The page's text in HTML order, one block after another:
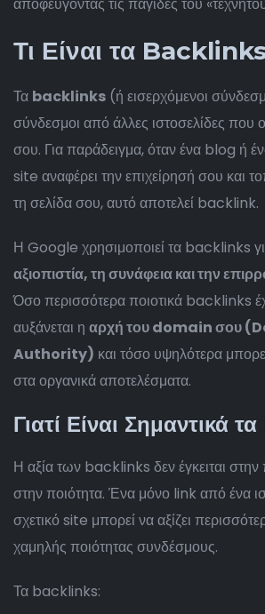
Τι Είναι τα
Τα backlinks (ή εισερχόμενοι
σύνδεσμοι από άλλες ιστοσελίδες που
σου. Για παράδειγμα, όταν ένα blog ή
site αναφέρει την επιχείρησή σου και
τη σελίδα σου, αυτό αποτελεί backlink.
Η Google χρησιμοποιεί τα backlinks
αξιοπιστία, τη συνάφεια και την
Όσο περισσότερα ποιοτικά backlinks
αυξάνεται η αρχή του domain σου
Authority) και τόσο υψηλότερα
στα οργανικά αποτελέσματα.
Γιατί Είναι Σημαντικά
Η αξία των backlinks δεν έγκειται
στην ποιότητα. Ένα μόνο link από ένα
σχετικό site μπορεί να αξίζει
χαμηλής ποιότητας συνδέσμους.
Τα backlinks: